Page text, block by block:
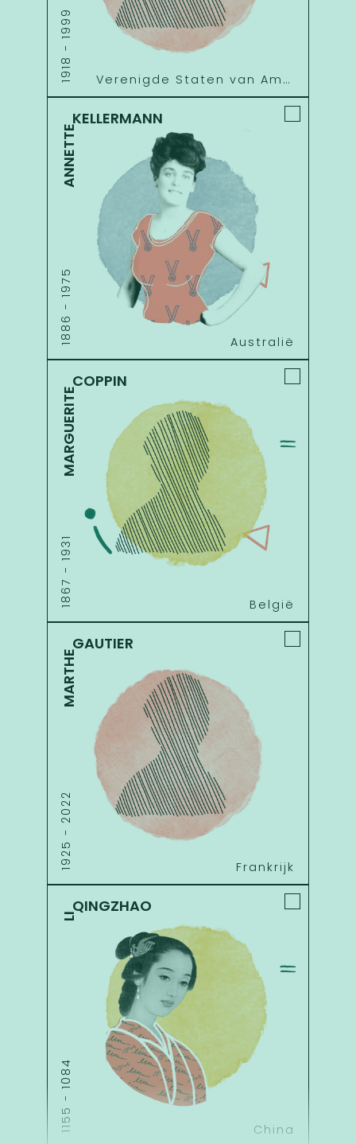
1918
-
1999
Verenigde Staten van Amerika
KELLERMANN
1886
-
1975
ANNETTE
Australië
COPPIN
1867
-
1931
MARGUERITE
België
GAUTIER
1925
-
2022
MARTHE
Frankrijk
QINGZHAO
1155
-
1084
LI
China